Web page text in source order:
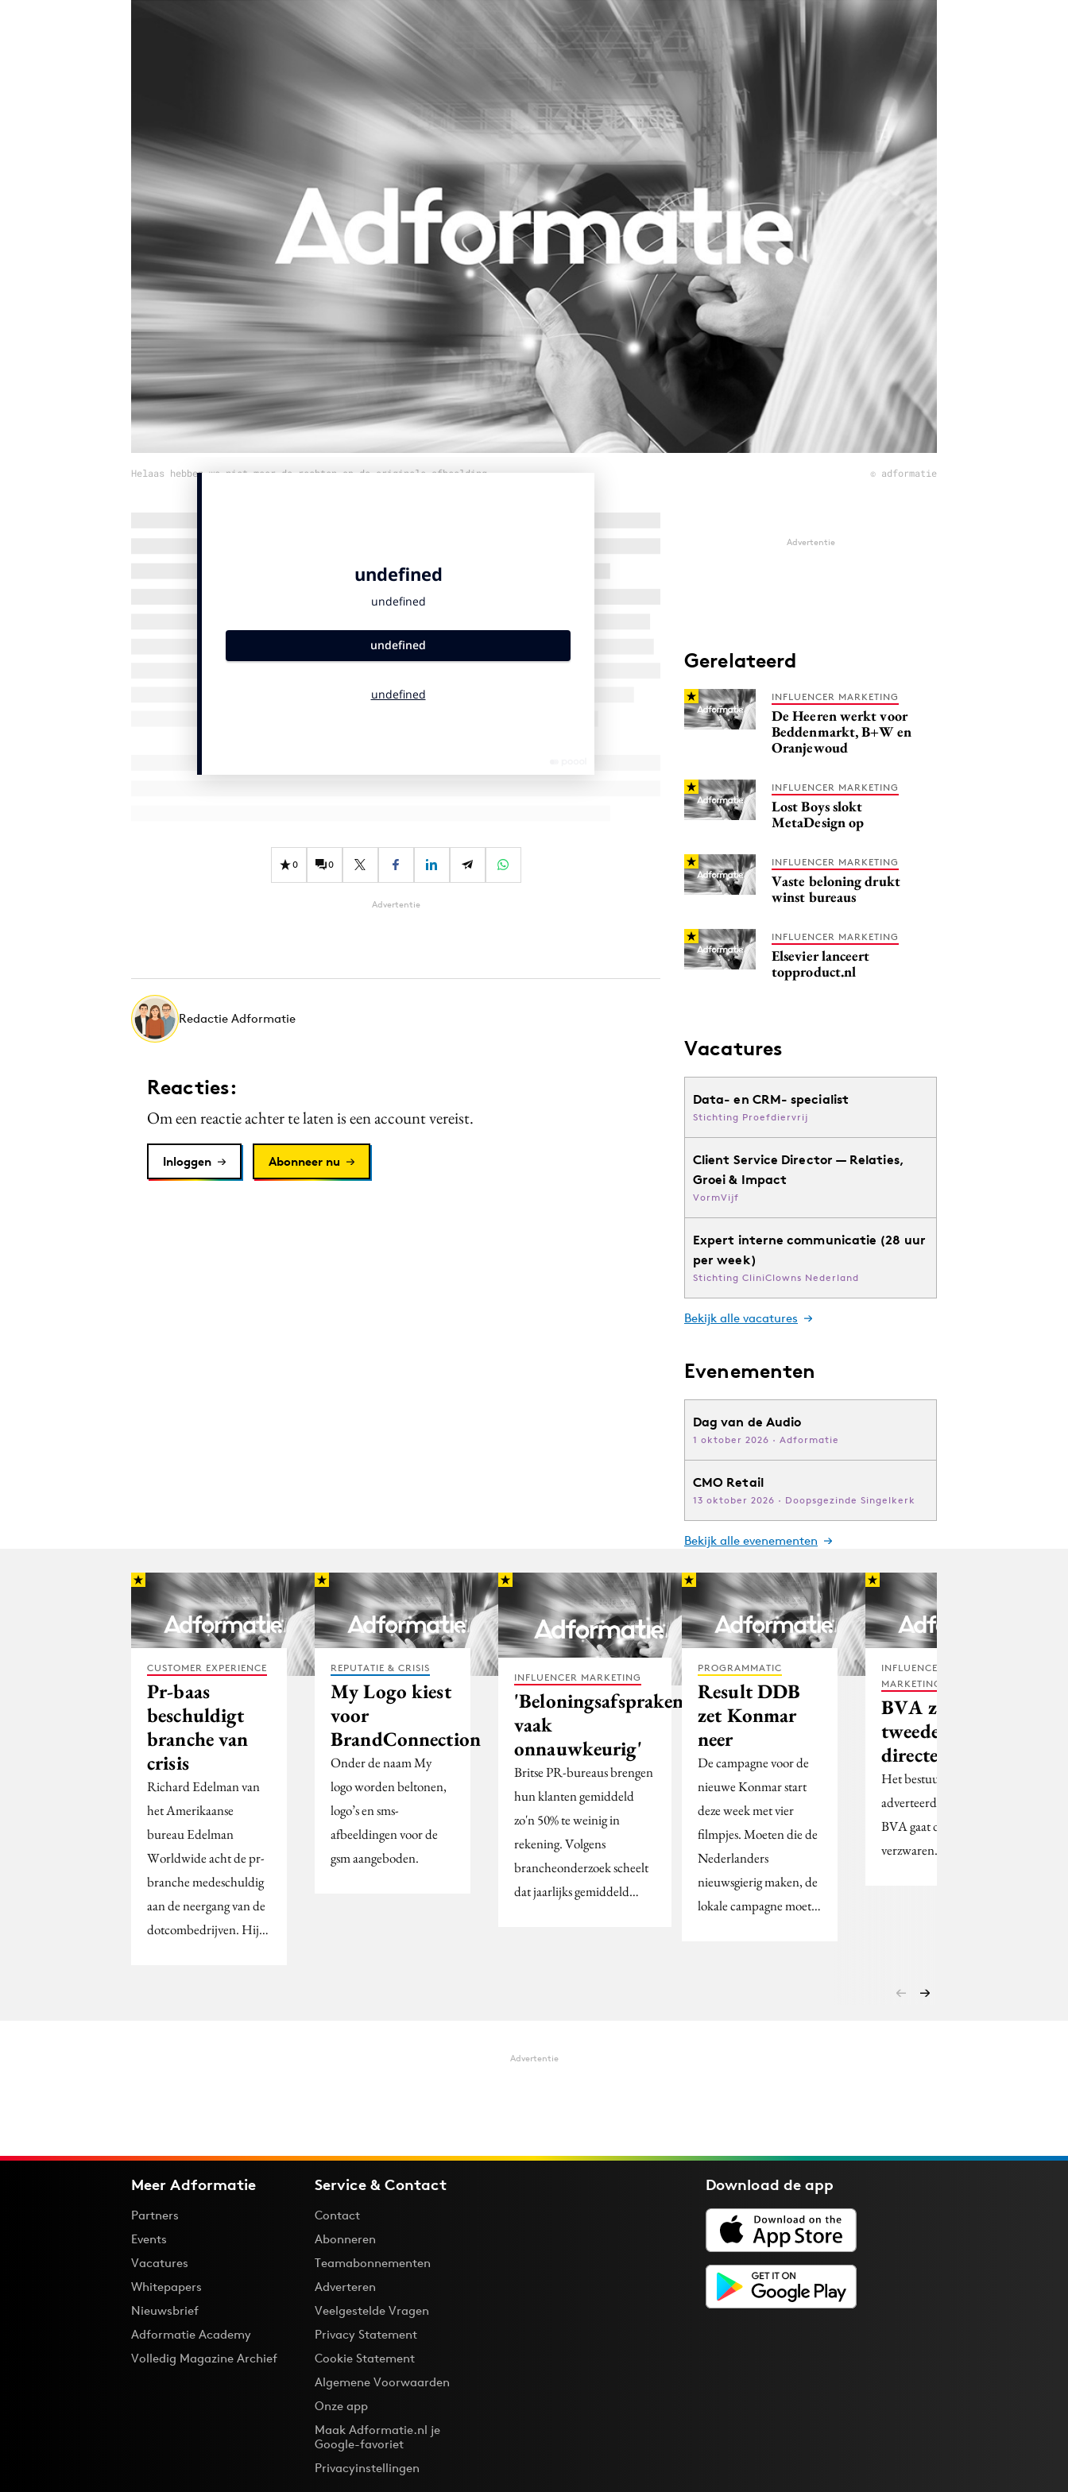
Influencer marketing
Interne communicatie
Purpose Marketing
Reputatie & crisis
Helaas hebben we niet meer de rechten op de originele afbeelding © adformatie
0 0
Advertentie
Redactie Adformatie
Reacties:
Om een reactie achter te laten is een account vereist.
Inloggen Abonneer nu
Advertentie
Gerelateerd
INFLUENCER MARKETING
De Heeren werkt voor
Beddenmarkt, B+W en
Oranjewoud
INFLUENCER MARKETING
Lost Boys slokt
MetaDesign op
INFLUENCER MARKETING
Vaste beloning drukt
winst bureaus
INFLUENCER MARKETING
Elsevier lanceert
topproduct.nl
Vacatures
Data- en CRM- specialist
Stichting Proefdiervrij
Client Service Director — Relaties,
Groei & Impact
VormVijf
Expert interne communicatie (28 uur
per week)
Stichting CliniClowns Nederland
Bekijk alle vacatures
Evenementen
Dag van de Audio
1 oktober 2026 · Adformatie
CMO Retail
13 oktober 2026 · Doopsgezinde Singelkerk
Bekijk alle evenementen
CUSTOMER EXPERIENCE
Pr-baas
beschuldigt
branche van
crisis
Richard Edelman van
het Amerikaanse
bureau Edelman
Worldwide acht de pr-
branche medeschuldig
aan de neergang van de
dotcombedrijven. Hij…
REPUTATIE & CRISIS
My Logo kiest
voor
BrandConnection
Onder de naam My
logo worden beltonen,
logo’s en sms-
afbeeldingen voor de
gsm aangeboden.
INFLUENCER MARKETING
'Beloningsafspraken
vaak
onnauwkeurig'
Britse PR-bureaus brengen
hun klanten gemiddeld
zo'n 50% te weinig in
rekening. Volgens
brancheonderzoek scheelt
dat jaarlijks gemiddeld…
PROGRAMMATIC
Result DDB
zet Konmar
neer
De campagne voor de
nieuwe Konmar start
deze week met vier
filmpjes. Moeten die de
Nederlanders
nieuwsgierig maken, de
lokale campagne moet…
INFLUENCER
MARKETING
BVA zoekt
tweede
directeur
Het bestuur van de
adverteerdersbond
BVA gaat de directie
verzwaren.
Advertentie
Meer Adformatie
Partners
Events
Vacatures
Whitepapers
Nieuwsbrief
Adformatie Academy
Volledig Magazine Archief
Service & Contact
Contact
Abonneren
Teamabonnementen
Adverteren
Veelgestelde Vragen
Privacy Statement
Cookie Statement
Algemene Voorwaarden
Onze app
Maak Adformatie.nl je
Google-favoriet
Privacyinstellingen
Download deapp